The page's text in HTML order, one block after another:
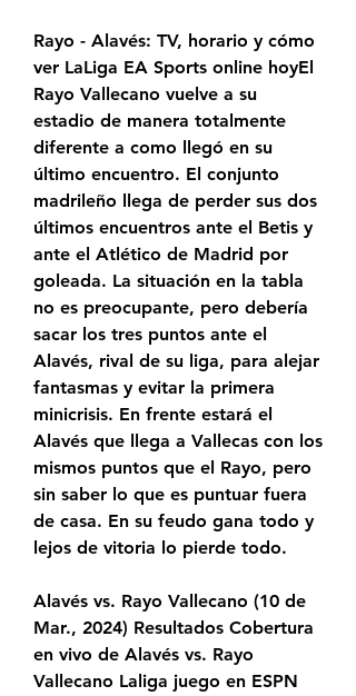
Rayo - Alavés: TV, horario y cómo
ver LaLiga EA Sports online hoyEl
Rayo Vallecano vuelve a su
estadio de manera totalmente
diferente a como llegó en su
último encuentro. El conjunto
madrileño llega de perder sus dos
últimos encuentros ante el Betis y
ante el Atlético de Madrid por
goleada. La situación en la tabla
no es preocupante, pero debería
sacar los tres puntos ante el
Alavés, rival de su liga, para alejar
fantasmas y evitar la primera
minicrisis. En frente estará el
Alavés que llega a Vallecas con los
mismos puntos que el Rayo, pero
sin saber lo que es puntuar fuera
de casa. En su feudo gana todo y
lejos de vitoria lo pierde todo.
Alavés vs. Rayo Vallecano (10 de
Mar., 2024) Resultados Cobertura
en vivo de Alavés vs. Rayo
Vallecano Laliga juego en ESPN